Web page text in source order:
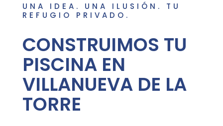
UNA IDEA. UNA ILUSIÓN. TU
REFUGIO PRIVADO.
CONSTRUIMOS TU
PISCINA EN
VILLANUEVA DE LA
TORRE